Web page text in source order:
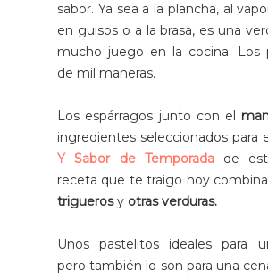
sabor. Ya sea a la plancha, al
en guisos o a la brasa, es una
mucho juego en la cocina. Los
de mil maneras.
Los espárragos junto con el
ingredientes seleccionados para
Y Sabor de Temporadade
receta que te traigo hoy combina
triguerosy otras verduras.
Unos pastelitos ideales para
pero también lo son para una